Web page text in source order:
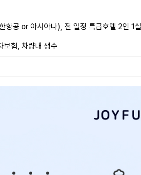
항공 or 아시아나), 전 일정 특급호텔 2인 1
보험, 차량내 생수